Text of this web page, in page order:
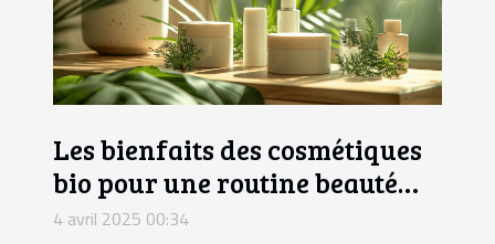
Les bienfaits des cosmétiques
bio pour une routine beauté
saine
4 avril 2025 00:34